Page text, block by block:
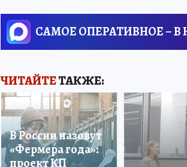
САМОЕ ОПЕРАТИВНОЕ – В
ЧИТАЙТЕТАКЖЕ:
В России назовут
«Фермера года»:
проект КП